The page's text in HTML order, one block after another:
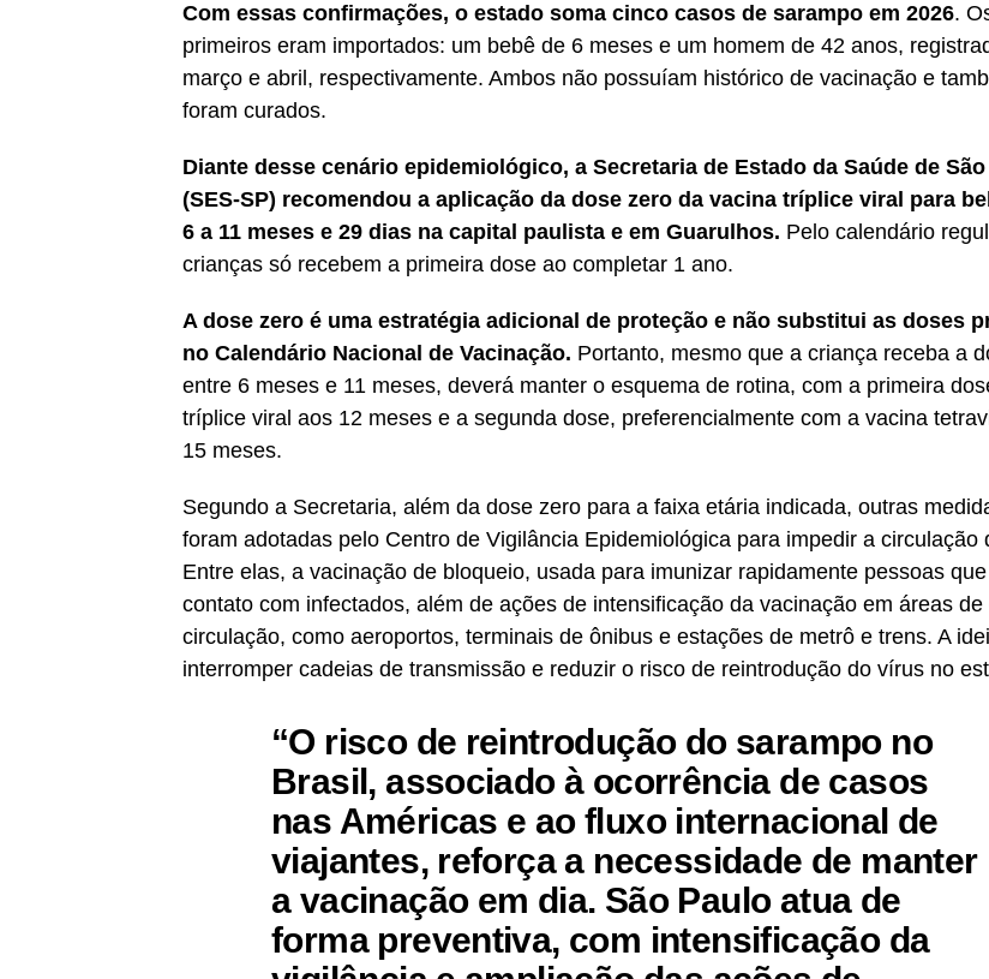
Com essas confirmações, o estado soma cinco casos de sarampo em 2026.
primeiros eram importados: um bebê de 6 meses e um homem de 42 anos,
março e abril, respectivamente. Ambos não possuíam histórico de vacinação e
foram curados.
Diante desse cenário epidemiológico, a Secretaria de Estado da Saúde de
(SES-SP) recomendou a aplicação da dose zero da vacina tríplice viral para
6 a 11 meses e 29 dias na capital paulista e em Guarulhos. Pelo calendário
crianças só recebem a primeira dose ao completar 1 ano.
A dose zero é uma estratégia adicional de proteção e não substitui as doses
no Calendário Nacional de Vacinação. Portanto, mesmo que a criança receba a
entre 6 meses e 11 meses, deverá manter o esquema de rotina, com a primeira
tríplice viral aos 12 meses e a segunda dose, preferencialmente com a vacina
15 meses.
Segundo a Secretaria, além da dose zero para a faixa etária indicada, outras
foram adotadas pelo Centro de Vigilância Epidemiológica para impedir a circulação
Entre elas, a vacinação de bloqueio, usada para imunizar rapidamente pessoas
contato com infectados, além de ações de intensificação da vacinação em áreas de
circulação, como aeroportos, terminais de ônibus e estações de metrô e trens. A
interromper cadeias de transmissão e reduzir o risco de reintrodução do vírus no
“O risco de reintrodução do sarampo no
Brasil, associado à ocorrência de casos
nas Américas e ao fluxo internacional de
viajantes, reforça a necessidade de manter
a vacinação em dia. São Paulo atua de
forma preventiva, com intensificação da